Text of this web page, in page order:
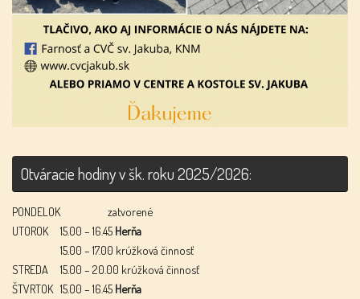
Otváracie hodiny v šk. roku 2025/2026:
PONDELOK
zatvorené
UTOROK
15.00 – 16.45 Herňa
15.00 – 17.00 krúžková činnosť
STREDA
15.00 – 20.00 krúžková činnosť
ŠTVRTOK 15.00 – 16.45 Herňa